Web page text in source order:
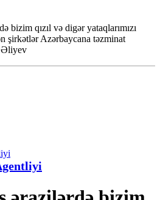
bizim qızıl və digər yataqlarımızı
şirkətlər Azərbaycana təzminat
Əliyev